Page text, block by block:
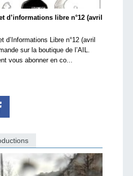
d’informations libre n°12 (avril
d’Informations Libre n°12 (avril
sur la boutique de l’AIL.
vous abonner en co...